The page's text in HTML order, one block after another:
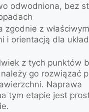
odwodniona, bez
zgodnie z
i orientacją dla
z tych punktów
go rozwiązać
Naprawa
tym etapie jest